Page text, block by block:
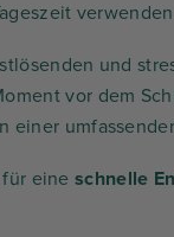
und
vor dem
einer
für eineschnelle